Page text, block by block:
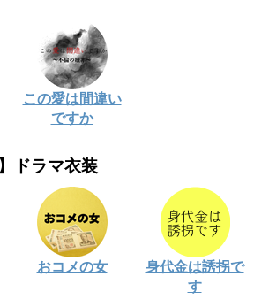
この愛は間違い
ですか
ドラマ衣装
おコメの女
身代金は誘拐で
す